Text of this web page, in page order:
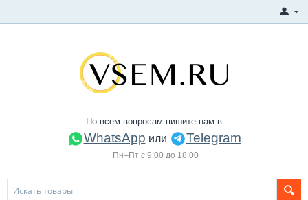
По всем вопросам пишите нам в
WhatsApp или Telegram
Пн–Пт с 9:00 до 18:00